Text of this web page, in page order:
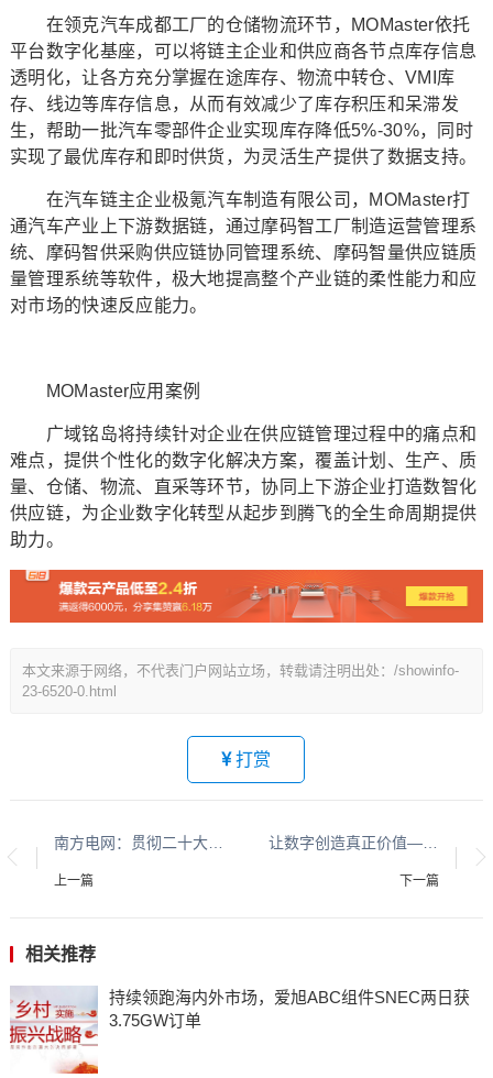
在领克汽车成都工厂的仓储物流环节，MOMaster依托
平台数字化基座，可以将链主企业和供应商各节点库存信息
透明化，让各方充分掌握在途库存、物流中转仓、VMI库
存、线边等库存信息，从而有效减少了库存积压和呆滞发
生，帮助一批汽车零部件企业实现库存降低5%-30%，同时
实现了最优库存和即时供货，为灵活生产提供了数据支持。
在汽车链主企业极氪汽车制造有限公司，MOMaster打
通汽车产业上下游数据链，通过摩码智工厂制造运营管理系
统、摩码智供采购供应链协同管理系统、摩码智量供应链质
量管理系统等软件，极大地提高整个产业链的柔性能力和应
对市场的快速反应能力。
MOMaster应用案例
广域铭岛将持续针对企业在供应链管理过程中的痛点和
难点，提供个性化的数字化解决方案，覆盖计划、生产、质
量、仓储、物流、直采等环节，协同上下游企业打造数智化
供应链，为企业数字化转型从起步到腾飞的全生命周期提供
助力。
本文来源于网络，不代表门户网站立场，转载请注明出处：/showinfo-
23-6520-0.html
打赏
南方电网：贯彻二十大精神，走一条深入乡村的书香路
上一篇
让数字创造真正价值——康士伯数字12月23日诚邀共聚cippe企业直播间
下一篇
相关推荐
持续领跑海内外市场，爱旭ABC组件SNEC两日获
3.75GW订单